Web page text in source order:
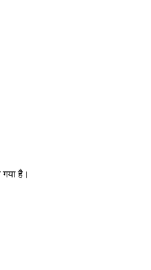
है।